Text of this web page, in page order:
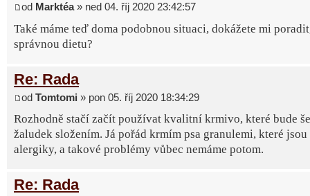
od Marktéa» ned 04. říj 2020 23:42:57
Také máme teď doma podobnou situaci, dokážete mi
správnou dietu?
Re: Rada
od Tomtomi » pon 05. říj 2020 18:34:29
Rozhodně stačí začít používat kvalitní krmivo, které bude
žaludek složením. Já pořád krmím psa granulemi, které
alergiky, a takové problémy vůbec nemáme potom.
Re: Rada